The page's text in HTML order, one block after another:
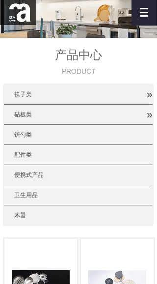
产品中心
PRODUCT
筷子类 »
砧板类 »
铲勺类
配件类
便携式产品
卫生用品
木器